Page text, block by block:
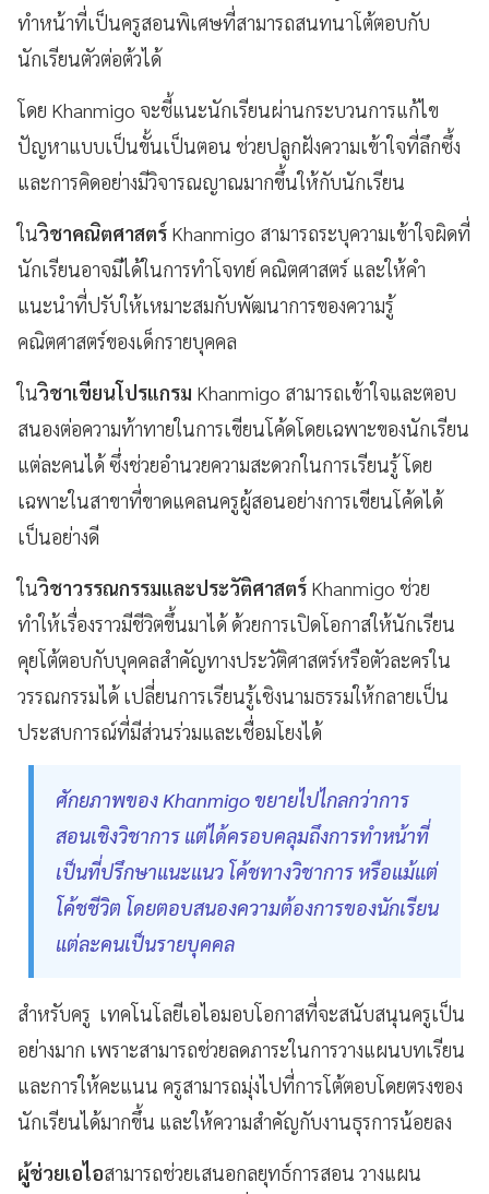
ทำหน้าที่เป็นครูสอนพิเศษที่สามารถสนทนาโต้ตอบกับ
นักเรียนตัวต่อต้วได้
โดย Khanmigo จะชี้แนะนักเรียนผ่านกระบวนการแก้ไข
ปัญหาแบบเป็นขั้นเป็นตอน ช่วยปลูกฝังความเข้าใจที่ลึกซึ้ง
และการคิดอย่างมีวิจารณญาณมากขึ้นให้กับนักเรียน
ในวิชาคณิตศาสตร์ Khanmigo สามารถระบุความเข้าใจผิดที่
นักเรียนอาจมีได้ในการทำโจทย์ คณิตศาสตร์ และให้คำ
แนะนำที่ปรับให้เหมาะสมกับพัฒนาการของความรู้
คณิตศาสตร์ของเด็กรายบุคคล
ในวิชาเขียนโปรแกรม Khanmigo สามารถเข้าใจและตอบ
สนองต่อความท้าทายในการเขียนโค้ดโดยเฉพาะของนักเรียน
แต่ละคนได้ ซึ่งช่วยอำนวยความสะดวกในการเรียนรู้ โดย
เฉพาะในสาขาที่ขาดแคลนครูผู้สอนอย่างการเขียนโค้ดได้
เป็นอย่างดี
ในวิชาวรรณกรรมและประวัติศาสตร์ Khanmigo ช่วย
ทำให้เรื่องราวมีชีวิตขึ้นมาได้ ด้วยการเปิดโอกาสให้นักเรียน
คุยโต้ตอบกับบุคคลสำคัญทางประวัติศาสตร์หรือตัวละครใน
วรรณกรรมได้ เปลี่ยนการเรียนรู้เชิงนามธรรมให้กลายเป็น
ประสบการณ์ที่มีส่วนร่วมและเชื่อมโยงได้
ศักยภาพของ Khanmigo ขยายไปไกลกว่าการ
สอนเชิงวิชาการ แต่ได้ครอบคลุมถึงการทำหน้าที่
เป็นที่ปรึกษาแนะแนว โค้ชทางวิชาการ หรือแม้แต่
โค้ชชีวิต โดยตอบสนองความต้องการของนักเรียน
แต่ละคนเป็นรายบุคคล
สำหรับครู เทคโนโลยีเอไอมอบโอกาสที่จะสนับสนุนครูเป็น
อย่างมาก เพราะสามารถช่วยลดภาระในการวางแผนบทเรียน
และการให้คะแนน ครูสามารถมุ่งไปที่การโต้ตอบโดยตรงของ
นักเรียนได้มากขึ้น และให้ความสำคัญกับงานธุรการน้อยลง
ผู้ช่วยเอไอสามารถช่วยเสนอกลยุทธ์การสอน วางแผน